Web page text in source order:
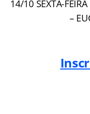
14/10 SEXTA-
–